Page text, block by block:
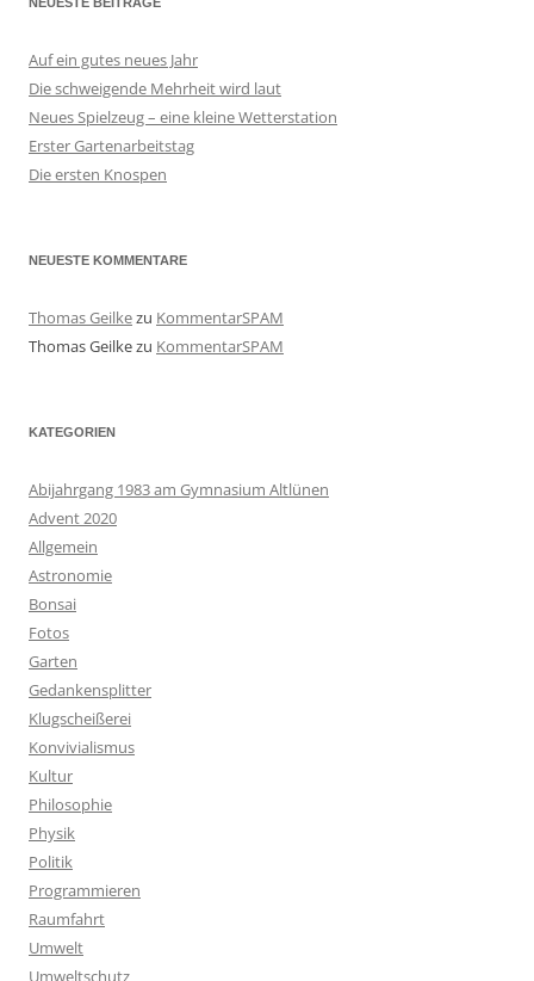
Auf ein gutes neues Jahr
Die schweigende Mehrheit wird laut
Neues Spielzeug – eine kleine Wetterstation
Erster Gartenarbeitstag
Die ersten Knospen
NEUESTE KOMMENTARE
Thomas Geilkezu KommentarSPAM
Thomas Geilkezu KommentarSPAM
KATEGORIEN
Abijahrgang 1983 am Gymnasium Altlünen
Advent 2020
Allgemein
Astronomie
Bonsai
Fotos
Garten
Gedankensplitter
Klugscheißerei
Konvivialismus
Kultur
Philosophie
Physik
Politik
Programmieren
Raumfahrt
Umwelt
Umweltschutz